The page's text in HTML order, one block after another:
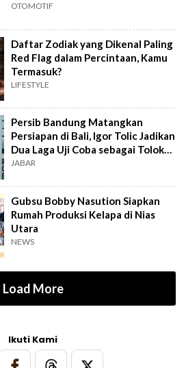
OTOMOTIF
Daftar Zodiak yang Dikenal Paling
Red Flag dalam Percintaan, Kamu
Termasuk?
LIFESTYLE
Persib Bandung Matangkan
Persiapan di Bali, Igor Tolic Jadikan
Dua Laga Uji Coba sebagai Tolok
Ukur
JABAR
Gubsu Bobby Nasution Siapkan
Rumah Produksi Kelapa di Nias
Utara
NEWS
Load More
Ikuti Kami